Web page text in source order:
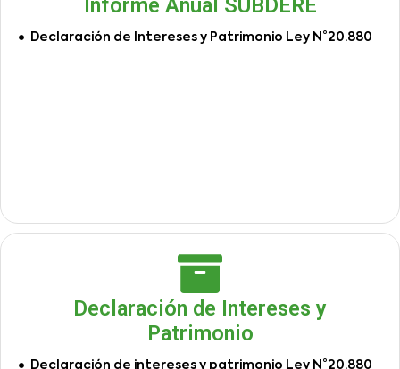
Informe Anual SUBDERE
Declaración de Intereses y Patrimonio Ley N°20.880
Declaración de Intereses y
Patrimonio
Declaración de intereses y patrimonio Ley N°20.880